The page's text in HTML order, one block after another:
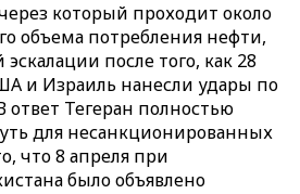
который проходит около
объема потребления нефти,
после того, как 28
и Израиль нанесли удары по
Тегеран полностью
для несанкционированных
что 8 апреля при
было объявлено